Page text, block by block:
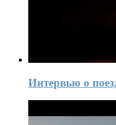
Интервью о